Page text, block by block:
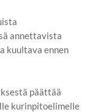
annettavista
kuultava ennen
päättää
kurinpitoelimelle